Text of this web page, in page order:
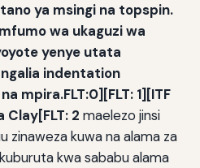
ya msingi na topspin.
wa ukaguzi wa
yenye utata
indentation
mpira.FLT:0][FLT: 1][ITF
Clay[FLT: 2 maelezo jinsi
zinaweza kuwa na alama za
kwa sababu alama